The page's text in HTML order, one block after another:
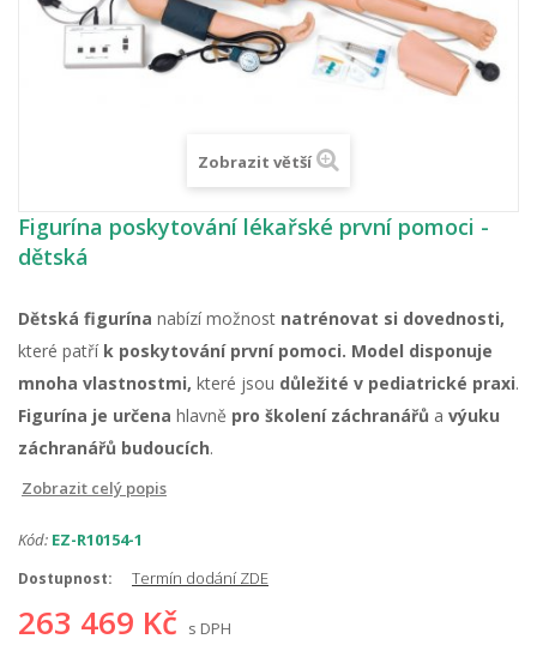
Zobrazit větší
Figurína poskytování lékařské první pomoci -
dětská
Dětská figurína nabízí možnost natrénovat si dovednosti,
které patřík poskytování první pomoci. Model disponuje
mnoha vlastnostmi, které jsou důležité v pediatrické praxi.
Figurína je určena hlavně pro školení záchranářů a výuku
záchranářů budoucích.
Zobrazit celý popis
Kód: EZ-R10154-1
Dostupnost: Termín dodání ZDE
263 469 Kč s DPH